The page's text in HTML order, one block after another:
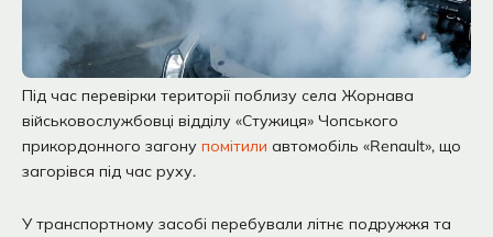
Під час перевірки території поблизу села Жорнава
військовослужбовці відділу «Стужиця» Чопського
прикордонного загону помітили автомобіль «Renault», що
загорівся під час руху.
У транспортному засобі перебували літнє подружжя та